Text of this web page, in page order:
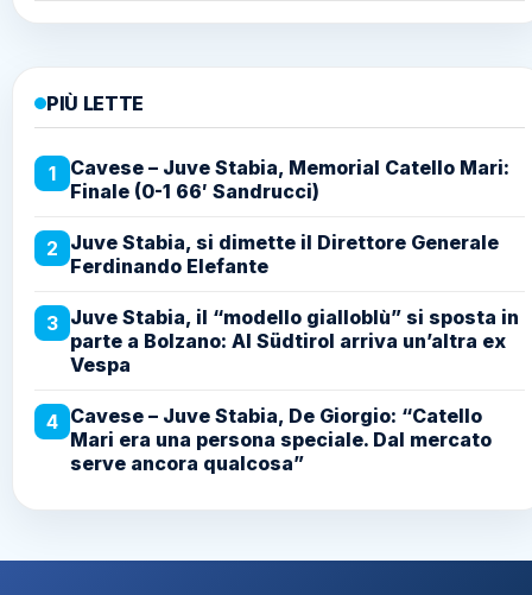
PIÙ LETTE
1
Cavese – Juve Stabia, Memorial Catello Mari:
Finale (0-1 66′ Sandrucci)
2 Juve Stabia, si dimette il Direttore Generale
Ferdinando Elefante
3 Juve Stabia, il “modello gialloblù” si sposta in
parte a Bolzano: Al Südtirol arriva un’altra ex
Vespa
4 Cavese – Juve Stabia, De Giorgio: “Catello
Mari era una persona speciale. Dal mercato
serve ancora qualcosa”